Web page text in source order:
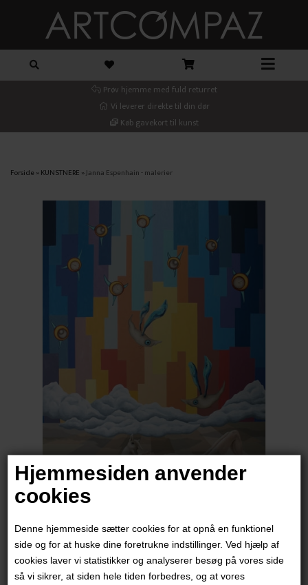
Hjemmesiden anvender
cookies
Denne hjemmeside sætter cookies for at opnå en funktionel
side og for at huske dine foretrukne indstillinger. Ved hjælp af
cookies laver vi statistikker og analyserer besøg på vores side
så vi sikrer, at siden hele tiden forbedres, og at vores
Prøv hjemme med fuld returret
Vi leverer direkte til din dør
Køb gavekort til kunst
Forside »KUNSTNERE »Janna Espenhain - malerier
Janna Espenhain
6.000,00DKK